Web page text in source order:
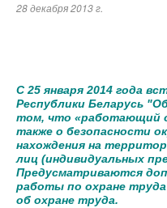
28 декабря 2013 г.
С 25 января 2014 года
Республики Беларусь
том, что «работающий
также о безопасности
нахождения на
лиц (индивидуальных
Предусматриваются
работы по охране
об охране труда.